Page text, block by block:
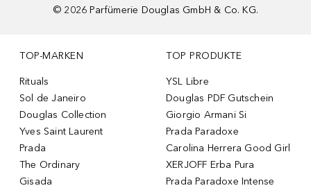
© 2026 Parfümerie Douglas GmbH & Co. KG.
TOP-MARKEN
Rituals
Sol de Janeiro
Douglas Collection
Yves Saint Laurent
Prada
The Ordinary
Gisada
TOP PRODUKTE
YSL Libre
Douglas PDF Gutschein
Giorgio Armani Si
Prada Paradoxe
Carolina Herrera Good Girl
XERJOFF Erba Pura
Prada Paradoxe Intense